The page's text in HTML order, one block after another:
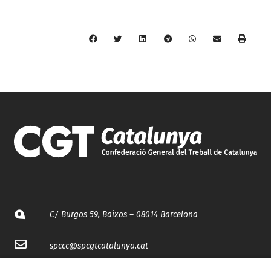
C/ Burgos 59, Baixos – 08014 Barcelona
spccc@spcgtcatalunya.cat